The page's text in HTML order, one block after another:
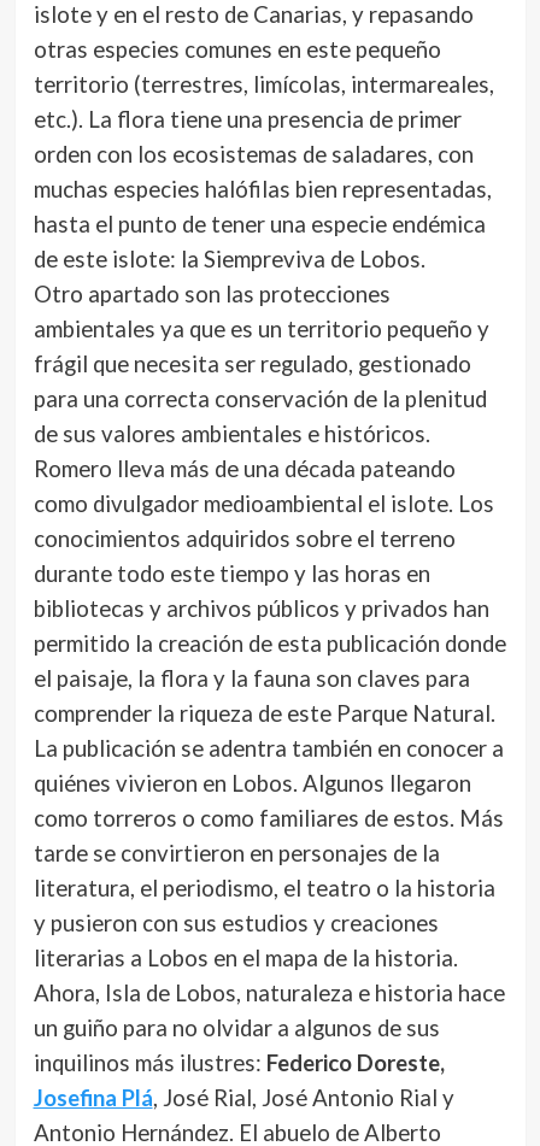
islote y en el resto de Canarias, y repasando
otras especies comunes en este pequeño
territorio (terrestres, limícolas, intermareales,
etc.). La flora tiene una presencia de primer
orden con los ecosistemas de saladares, con
muchas especies halófilas bien representadas,
hasta el punto de tener una especie endémica
de este islote: la Siempreviva de Lobos.
Otro apartado son las protecciones
ambientales ya que es un territorio pequeño y
frágil que necesita ser regulado, gestionado
para una correcta conservación de la plenitud
de sus valores ambientales e históricos.
Romero lleva más de una década pateando
como divulgador medioambiental el islote. Los
conocimientos adquiridos sobre el terreno
durante todo este tiempo y las horas en
bibliotecas y archivos públicos y privados han
permitido la creación de esta publicación donde
el paisaje, la flora y la fauna son claves para
comprender la riqueza de este Parque Natural.
La publicación se adentra también en conocer a
quiénes vivieron en Lobos. Algunos llegaron
como torreros o como familiares de estos. Más
tarde se convirtieron en personajes de la
literatura, el periodismo, el teatro o la historia
y pusieron con sus estudios y creaciones
literarias a Lobos en el mapa de la historia.
Ahora, Isla de Lobos, naturaleza e historia hace
un guiño para no olvidar a algunos de sus
inquilinos más ilustres: Federico Doreste,
Josefina Plá, José Rial, José Antonio Rial y
Antonio Hernández. El abuelo de Alberto